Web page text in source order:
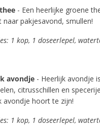
- Een heerlijke groene
naar pakjesavond, smullen!
1 kop, 1 doseerlepel,
avondje - Heerlijk avondje
citrusschillen en
avondje hoort te zijn!
1 kop, 1 doseerlepel,